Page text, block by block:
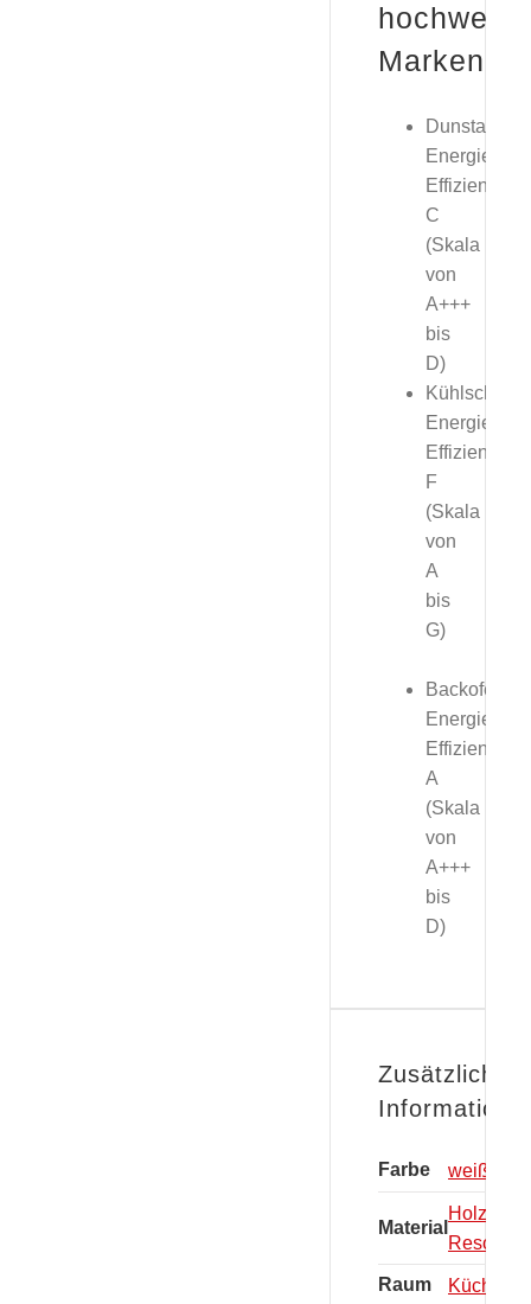
Energie-
C
(Skala
von
A+++
bis
D)
Energie-
F
(Skala
von
A
bis
G)
Backofen,
Energie-
A
(Skala
von
A+++
bis
D)
Zusätzliche
Farbe weiß
Material
Resopal
Raum Küche